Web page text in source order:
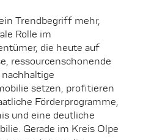
Trendbegriff mehr,
Rolle im
die heute auf
ressourcenschonende
setzen, profitieren
Förderprogramme,
und eine deutliche
Gerade im Kreis Olpe